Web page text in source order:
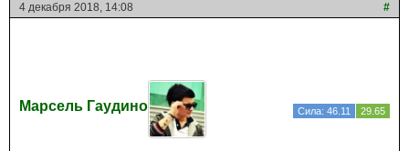
4 декабря 2018, 14:08 #
Марсель Гаудино Сила: 46.11 29.65